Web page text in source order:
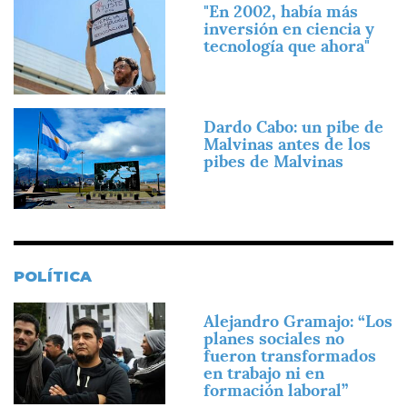
"En 2002, había más
inversión en ciencia y
tecnología que ahora"
Imagen
Dardo Cabo: un pibe de
Malvinas antes de los
pibes de Malvinas
POLÍTICA
Imagen
Alejandro Gramajo: “Los
planes sociales no
fueron transformados
en trabajo ni en
formación laboral”